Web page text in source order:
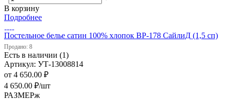
В корзину
Подробнее
Постельное белье сатин 100% хлопок ВP-178 СайлиД (1,5 сп)
Продано: 8
Есть в наличии (1)
Артикул: УТ-13008814
от 4 650.00 ₽
4 650.00 ₽/шт
РАЗМЕРж